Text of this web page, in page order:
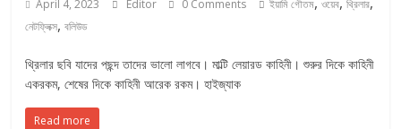
April 4, 2023 Editor 0 Comments ইয়ামি গৌতম ওয়েব থ্রিলার
নেটফ্লিক্স,বলিউড
থ্রিলার ছবি যাদের পছন্দ তাদের ভালো লাগবে। মাল্টি লেয়ারড কাহিনী। শুরুর দিকে কাহিনী
একরকম, শেষের দিকে কাহিনী আরেক রকম। হাইজ্যাক
Read more